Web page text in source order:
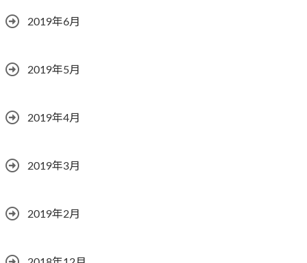
2019年6月
2019年5月
2019年4月
2019年3月
2019年2月